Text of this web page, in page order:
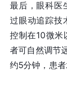
最后，眼科医
过眼动追踪技
控制在10微米
者可自然调节
约5分钟，患者